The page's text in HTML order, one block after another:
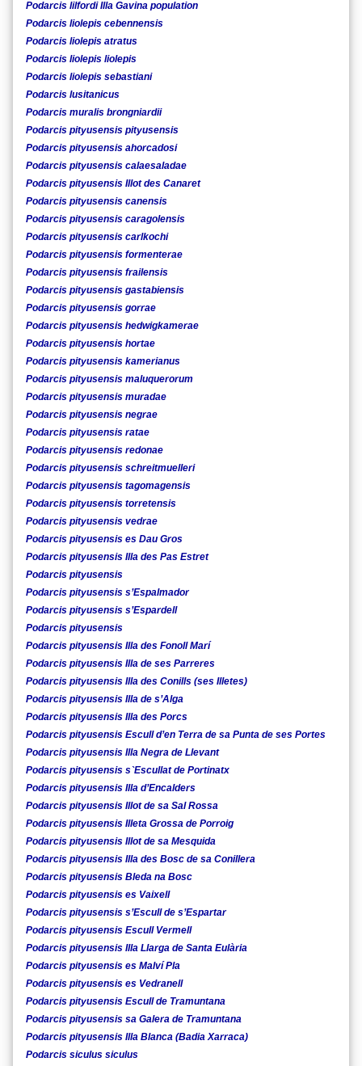
Podarcis lilfordi Illa Gavina population
Podarcis liolepis cebennensis
Podarcis liolepis atratus
Podarcis liolepis liolepis
Podarcis liolepis sebastiani
Podarcis lusitanicus
Podarcis muralis brongniardii
Podarcis pityusensis pityusensis
Podarcis pityusensis ahorcadosi
Podarcis pityusensis calaesaladae
Podarcis pityusensis Illot des Canaret
Podarcis pityusensis canensis
Podarcis pityusensis caragolensis
Podarcis pityusensis carlkochi
Podarcis pityusensis formenterae
Podarcis pityusensis frailensis
Podarcis pityusensis gastabiensis
Podarcis pityusensis gorrae
Podarcis pityusensis hedwigkamerae
Podarcis pityusensis hortae
Podarcis pityusensis kamerianus
Podarcis pityusensis maluquerorum
Podarcis pityusensis muradae
Podarcis pityusensis negrae
Podarcis pityusensis ratae
Podarcis pityusensis redonae
Podarcis pityusensis schreitmuelleri
Podarcis pityusensis tagomagensis
Podarcis pityusensis torretensis
Podarcis pityusensis vedrae
Podarcis pityusensis es Dau Gros
Podarcis pityusensis Illa des Pas Estret
Podarcis pityusensis
Podarcis pityusensis s’Espalmador
Podarcis pityusensis s’Espardell
Podarcis pityusensis
Podarcis pityusensis Illa des Fonoll Marí
Podarcis pityusensis Illa de ses Parreres
Podarcis pityusensis Illa des Conills (ses Illetes)
Podarcis pityusensis Illa de s’Alga
Podarcis pityusensis Illa des Porcs
Podarcis pityusensis Escull d’en Terra de sa Punta de ses Portes
Podarcis pityusensis Illa Negra de Llevant
Podarcis pityusensis s`Escullat de Portinatx
Podarcis pityusensis Illa d’Encalders
Podarcis pityusensis Illot de sa Sal Rossa
Podarcis pityusensis Illeta Grossa de Porroig
Podarcis pityusensis Illot de sa Mesquida
Podarcis pityusensis Illa des Bosc de sa Conillera
Podarcis pityusensis Bleda na Bosc
Podarcis pityusensis es Vaixell
Podarcis pityusensis s’Escull de s’Espartar
Podarcis pityusensis Escull Vermell
Podarcis pityusensis Illa Llarga de Santa Eulària
Podarcis pityusensis es Malví Pla
Podarcis pityusensis es Vedranell
Podarcis pityusensis Escull de Tramuntana
Podarcis pityusensis sa Galera de Tramuntana
Podarcis pityusensis Illa Blanca (Badia Xarraca)
Podarcis siculus siculus